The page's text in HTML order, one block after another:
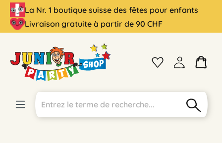
principal
La Nr. 1 boutique suisse des fêtes pour enfants
Livraison gratuite à partir de 90 CHF